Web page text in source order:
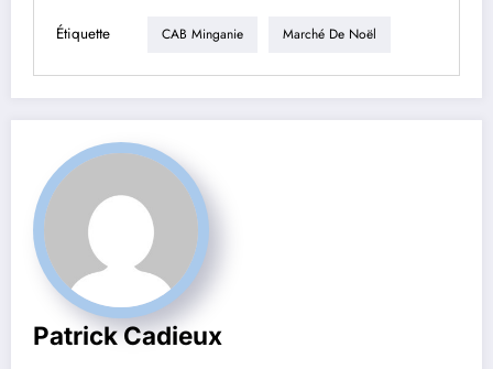
Étiquette CAB Minganie Marché De Noël
Patrick Cadieux